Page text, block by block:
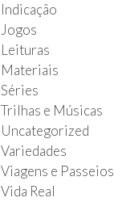
Indicação
Jogos
Leituras
Materiais
Séries
Trilhas e Músicas
Uncategorized
Variedades
Viagens e Passeios
Vida Real